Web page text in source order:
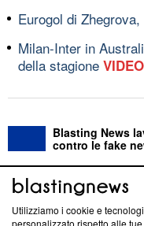
Eurogol di
Milan-Inter in
della stagione VIDEO
Blasting News
contro le fake
ABOUT LINEA
Utilizziamo i cookie e
personalizzato rispetto alle